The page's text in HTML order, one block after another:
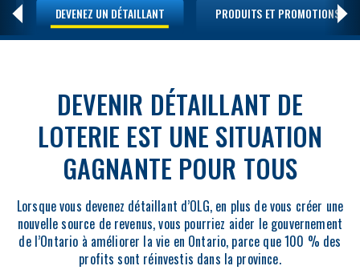
DEVENEZ UN DÉTAILLANT PRODUITS ET PROMOTIONS
DEVENIR DÉTAILLANT DE
LOTERIE EST UNE SITUATION
GAGNANTE POUR TOUS
Lorsque vous devenez détaillant d’OLG, en plus de vous créer une
nouvelle source de revenus, vous pourriez aider le gouvernement
de l’Ontario à améliorer la vie en Ontario, parce que 100 % des
profits sont réinvestis dans la province.